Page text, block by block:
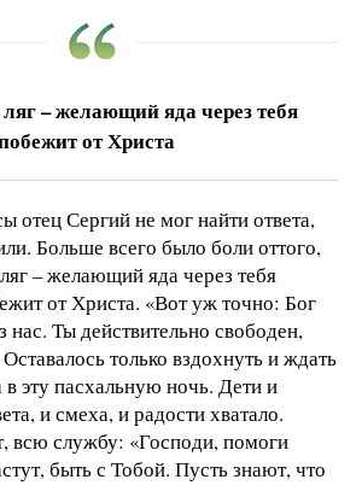
– желающий яда через тебя
от Христа
отец Сергий не мог найти ответа,
Больше всего было боли оттого,
– желающий яда через тебя
от Христа. «Вот уж точно: Бог
нас. Ты действительно свободен,
только вздохнуть и ждать
в эту пасхальную ночь. Дети и
и смеха, и радости хватало.
всю службу: «Господи, помоги
быть с Тобой. Пусть знают, что